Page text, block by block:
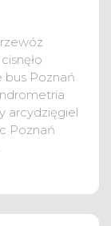
Poznań
arcydzięgiel
Poznań